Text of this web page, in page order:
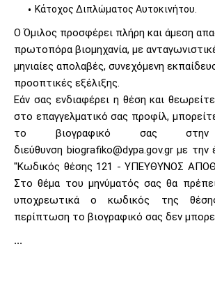
Κάτοχος Διπλώματος Αυτοκινήτου.
Ο Όμιλος προσφέρει πλήρη και άμεση
πρωτοπόρα βιομηχανία, με
μηνιαίες απολαβές, συνεχόμενη
προοπτικές εξέλιξης.
Εάν σας ενδιαφέρει η θέση και
στο επαγγελματικό σας προφίλ,
το βιογραφικό σας στην
διεύθυνση biografiko@dypa.gov.gr με την
"Κωδικός θέσης 121 - ΥΠΕΥΘΥΝΟΣ
Στο θέμα του μηνύματός σας θα
υποχρεωτικά ο κωδικός της
περίπτωση το βιογραφικό σας δεν
...